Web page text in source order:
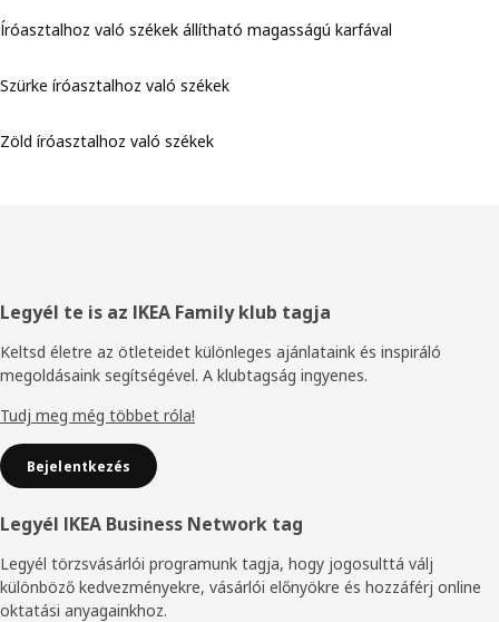
Íróasztalhoz való székek állítható magasságú karfával
Szürke íróasztalhoz való székek
Zöld íróasztalhoz való székek
Élőláb
Legyél te is az IKEA Family klub tagja
Keltsd életre az ötleteidet különleges ajánlataink és inspiráló
megoldásaink segítségével. A klubtagság ingyenes.
Tudj meg még többet róla!
Bejelentkezés
Legyél IKEA Business Network tag
Legyél törzsvásárlói programunk tagja, hogy jogosulttá válj
különböző kedvezményekre, vásárlói előnyökre és hozzáférj online
oktatási anyagainkhoz.